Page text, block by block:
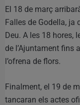
El 18 de març
Falles de Godella, ja
Deu. A les 18 hores,
de l’Ajuntament fins
l’ofrena de flors.
Finalment, el 19 de
tancaran els actes